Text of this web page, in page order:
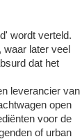
wordt verteld.
later veel
dat het
leverancier van
open
voor de
of urban